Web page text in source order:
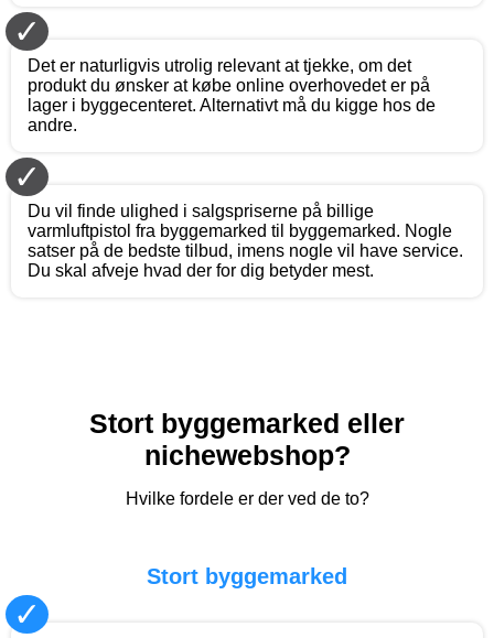
✓
Det er naturligvis utrolig relevant at tjekke, om det
produkt du ønsker at købe online overhovedet er på
lager i byggecenteret. Alternativt må du kigge hos de
andre.
✓
Du vil finde ulighed i salgspriserne på billige
varmluftpistol fra byggemarked til byggemarked. Nogle
satser på de bedste tilbud, imens nogle vil have service.
Du skal afveje hvad der for dig betyder mest.
Stort byggemarked eller
nichewebshop?
Hvilke fordele er der ved de to?
Stort byggemarked
✓